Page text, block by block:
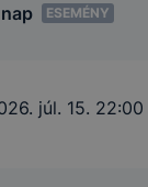
ESEMÉNY
júl. 15. 22:00